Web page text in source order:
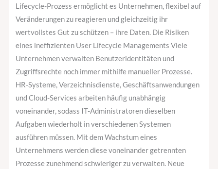
Lifecycle-Prozess ermöglicht es Unternehmen, flexibel auf
Veränderungen zu reagieren und gleichzeitig ihr
wertvollstes Gut zu schützen – ihre Daten. Die Risiken
eines ineffizienten User Lifecycle Managements Viele
Unternehmen verwalten Benutzeridentitäten und
Zugriffsrechte noch immer mithilfe manueller Prozesse.
HR-Systeme, Verzeichnisdienste, Geschäftsanwendungen
und Cloud-Services arbeiten häufig unabhängig
voneinander, sodass IT-Administratoren dieselben
Aufgaben wiederholt in verschiedenen Systemen
ausführen müssen. Mit dem Wachstum eines
Unternehmens werden diese voneinander getrennten
Prozesse zunehmend schwieriger zu verwalten. Neue